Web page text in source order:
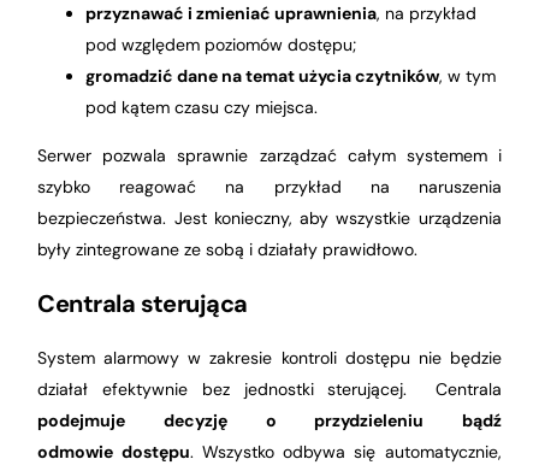
przyznawać i zmieniać uprawnienia, na przykład
pod względem poziomów dostępu;
gromadzić dane na temat użycia czytników, w tym
pod kątem czasu czy miejsca.
Serwer pozwala sprawnie zarządzać całym systemem i
szybko reagować na przykład na naruszenia
bezpieczeństwa. Jest konieczny, aby wszystkie urządzenia
były zintegrowane ze sobą i działały prawidłowo.
Centrala sterująca
System alarmowy w zakresie kontroli dostępu nie będzie
działał efektywnie bez jednostki sterującej. Centrala
podejmuje decyzję o przydzieleniu bądź
odmowie dostępu. Wszystko odbywa się automatycznie,